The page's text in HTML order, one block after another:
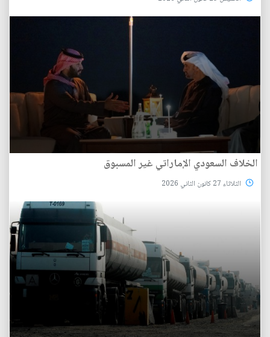
الخلاف السعودي الإماراتي غير المسبوق
الثلاثاء 27 كانون الثاني 2026